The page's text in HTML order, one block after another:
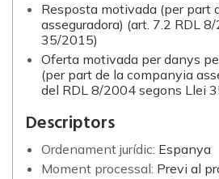
Resposta motivada (per part
asseguradora) (art. 7.2 RDL
35/2015)
Oferta motivada per danys
(per part de la companyia
del RDL 8/2004 segons Llei
Descriptors
Ordenament jurídic: Espanya
Moment processal: Previ al